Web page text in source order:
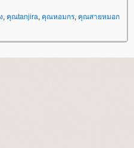
คุณtanjira คุณหอมกร คุณสายหมอก